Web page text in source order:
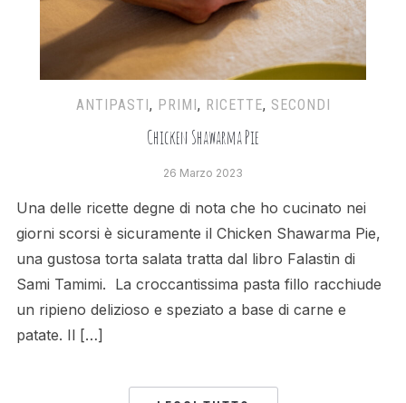
ANTIPASTI, PRIMI, RICETTE, SECONDI
Chicken Shawarma Pie
26 Marzo 2023
Una delle ricette degne di nota che ho cucinato nei
giorni scorsi è sicuramente il Chicken Shawarma Pie,
una gustosa torta salata tratta dal libro Falastin di
Sami Tamimi. La croccantissima pasta fillo racchiude
un ripieno delizioso e speziato a base di carne e
patate. Il […]